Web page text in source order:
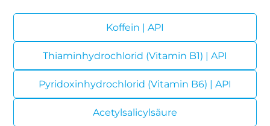
Koffein | API
Thiaminhydrochlorid (Vitamin B1) | API
Pyridoxinhydrochlorid (Vitamin B6) | API
Acetylsalicylsäure